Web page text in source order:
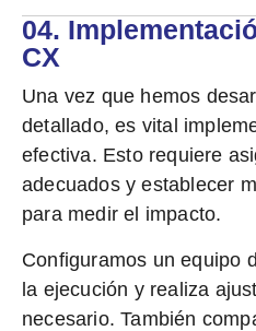
04.
CX
Una vez que hemos
detallado, es vital
efectiva. Esto requiere
adecuados y establecer
para medir el impacto.
Configuramos un equipo
la ejecución y realiza
necesario. También